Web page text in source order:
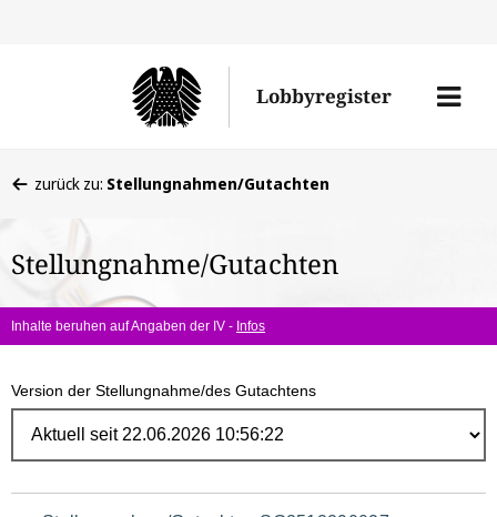
Lobbyregister
Menü
befinden
hier:
zurück zu: Stellungnahmen/Gutachten
Stellungnahme/Gutachten
Inhalte beruhen auf Angaben der IV - Infos
Version der Stellungnahme/des Gutachtens